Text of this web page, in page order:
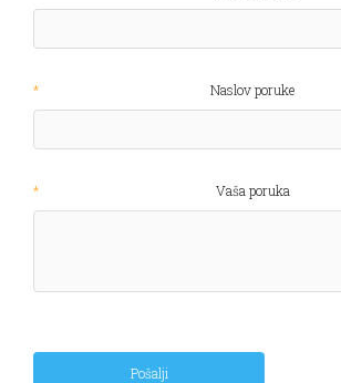
Naslov poruke
Vaša poruka
Pošalji